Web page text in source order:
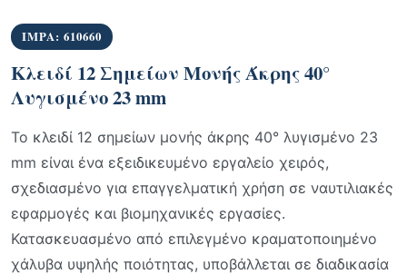
IMPA: 610660
Κλειδί 12 Σημείων Μονής Άκρης 40°
Λυγισμένο 23 mm
Το κλειδί 12 σημείων μονής άκρης 40° λυγισμένο 23
mm είναι ένα εξειδικευμένο εργαλείο χειρός,
σχεδιασμένο για επαγγελματική χρήση σε ναυτιλιακές
εφαρμογές και βιομηχανικές εργασίες.
Κατασκευασμένο από επιλεγμένο κραματοποιημένο
χάλυβα υψηλής ποιότητας, υποβάλλεται σε διαδικασία